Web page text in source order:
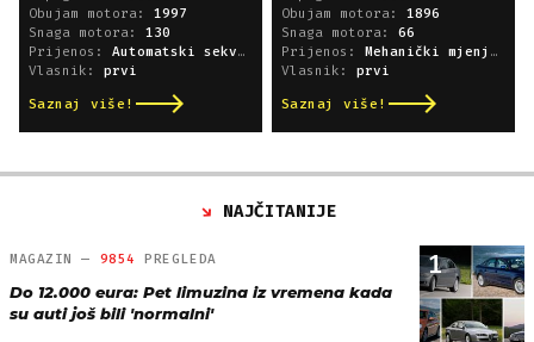
Obujam motora: 1997
Snaga motora: 130
Prijenos: Automatski sekvencijski
Vlasnik: prvi
Saznaj više!
Obujam motora: 1896
Snaga motora: 66
Prijenos: Mehanički mjenjač
Vlasnik: prvi
Saznaj više!
NAJČITANIJE
1
MAGAZIN — 9854 PREGLEDA
Do 12.000 eura: Pet limuzina iz vremena kada
su auti još bili 'normalni'